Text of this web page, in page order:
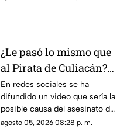
¿Le pasó lo mismo que
al Pirata de Culiacán?
Revelan VIDEO que
podría ser la causa del
asesinato de César
Gastélum
En redes sociales se ha
difundido un video que sería la
posible causa del asesinato del
influencer César Gastélum,
agosto 05, 2026 08:28 p. m.